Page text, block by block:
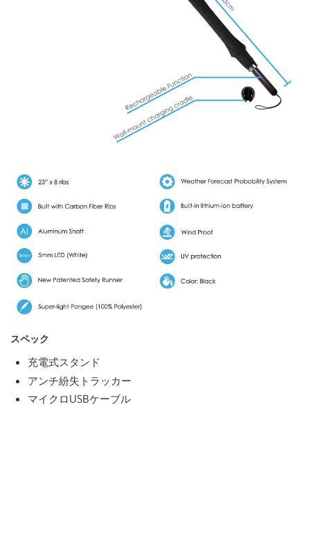
スペック
充電式スタンド
アンチ紛失トラッカー
マイクロUSBケーブル